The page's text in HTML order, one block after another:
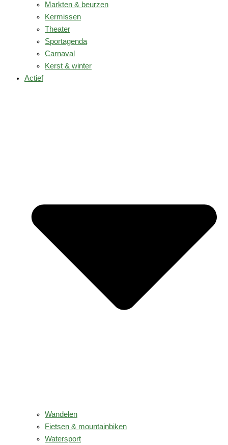
Markten & beurzen
Kermissen
Theater
Sportagenda
Carnaval
Kerst & winter
Actief
Wandelen
Fietsen & mountainbiken
Watersport